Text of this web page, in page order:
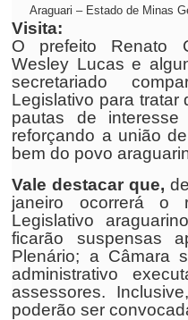
Araguari – Estado de Minas
Visita:
O prefeito Renato
Wesley Lucas e
secretariado
Legislativo para tratar
pautas de
reforçando a união
bem do povo
Vale destacar que,
janeiro ocorrerá o
Legislativo
ficarão suspensas
Plenário; a Câmara
administrativo
assessores.
poderão ser